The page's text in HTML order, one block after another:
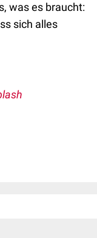
was es braucht:
sich alles